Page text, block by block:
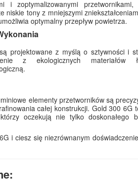
i zoptymalizowanymi
niskie tony z mniejszymi
optymalny przepływ powietrza.
projektowane z myślą o sztywności i
z ekologicznych
elementy przetworników są
całej konstrukcji. Gold 300 6G
oczekują nie tylko doskonałego
i ciesz się niezrównanym